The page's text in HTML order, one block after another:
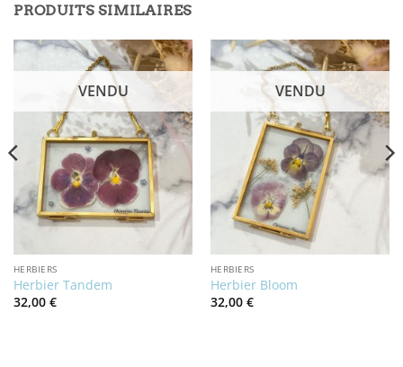
PRODUITS SIMILAIRES
VENDU
HERBIERS
Herbier Tandem
32,00 €
VENDU
HERBIERS
Herbier Bloom
32,00 €